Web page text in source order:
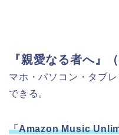
『親愛なる者へ』
マホ・パソコン・タブ
できる。
「Amazon Music